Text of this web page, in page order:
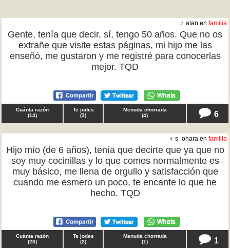
♂ alan en familia
Gente, tenía que decir, sí, tengo 50 años. Que no os
extrañe que visite estas páginas, mi hijo me las
enseñó, me gustaron y me registré para conocerlas
mejor. TQD
Cuánta razón
(14)
Te jodes
(3)
Menuda chorrada
(4) 6
♀ s_ohara en familia
Hijo mío (de 6 años), tenía que decirte que ya que no
soy muy cocinillas y lo que comes normalmente es
muy básico, me llena de orgullo y satisfacción que
cuando me esmero un poco, te encante lo que he
hecho. TQD
Cuánta razón
(23)
Te jodes
(2)
Menuda chorrada
(1) 1